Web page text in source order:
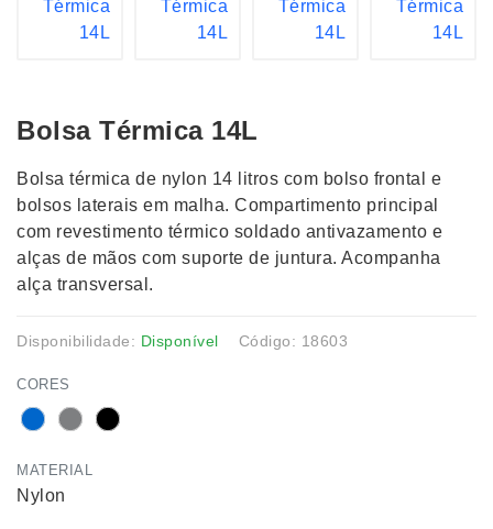
Bolsa Térmica 14L
Bolsa térmica de nylon 14 litros com bolso frontal e
bolsos laterais em malha. Compartimento principal
com revestimento térmico soldado antivazamento e
alças de mãos com suporte de juntura. Acompanha
alça transversal.
Disponibilidade: Disponível Código: 18603
CORES
MATERIAL
Nylon